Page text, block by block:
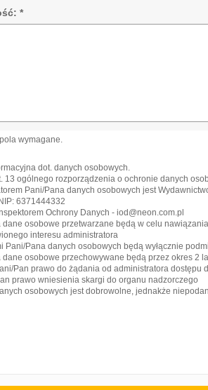
*
wymagane.
dot. danych osobowych.
13 ogólnego rozporządzenia o ochronie danych
Pani/Pana danych osobowych jest
6371444332
Ochrony Danych - iod@neon.com.pl
dane osobowe przetwarzane będą w celu
interesu administratora
Pani/Pana danych osobowych będą wyłącznie
dane osobowe przechowywane będą przez okres 2
Pan prawo do żądania od administratora
prawo wniesienia skargi do organu nadzorczego
osobowych jest dobrowolne, jednakże